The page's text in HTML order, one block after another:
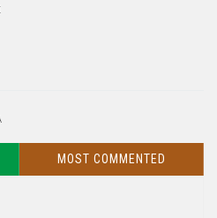
MOST COMMENTED